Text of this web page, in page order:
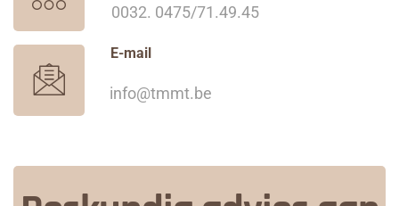
0032. 0475/71.49.45
E-mail
info@tmmt.be